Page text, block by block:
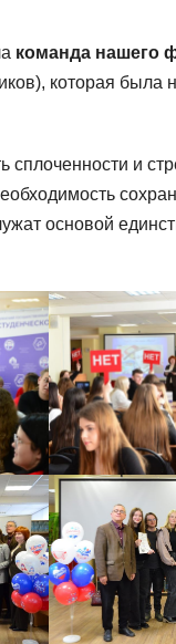
команда нашего
которая была
сплоченности и
основой